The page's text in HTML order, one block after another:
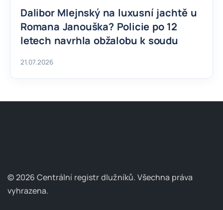
Dalibor Mlejnský na luxusní jachtě u
Romana Janouška? Policie po 12
letech navrhla obžalobu k soudu
21.07.2026
© 2026 Centrální registr dlužníků. Všechna práva
vyhrazena.